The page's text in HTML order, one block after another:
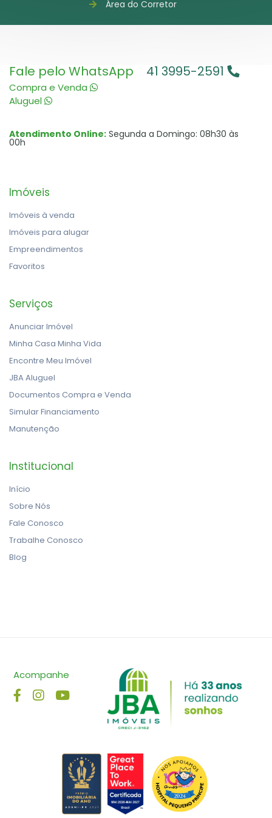
Área do Corretor
Fale pelo WhatsApp
Compra e Venda
Aluguel
41 3995-2591
Atendimento Online: Segunda a Domingo: 08h30 às
00h
Imóveis
Imóveis à venda
Imóveis para alugar
Empreendimentos
Favoritos
Serviços
Anunciar Imóvel
Minha Casa Minha Vida
Encontre Meu Imóvel
JBA Aluguel
Documentos Compra e Venda
Simular Financiamento
Manutenção
Institucional
Início
Sobre Nós
Fale Conosco
Trabalhe Conosco
Blog
Acompanhe